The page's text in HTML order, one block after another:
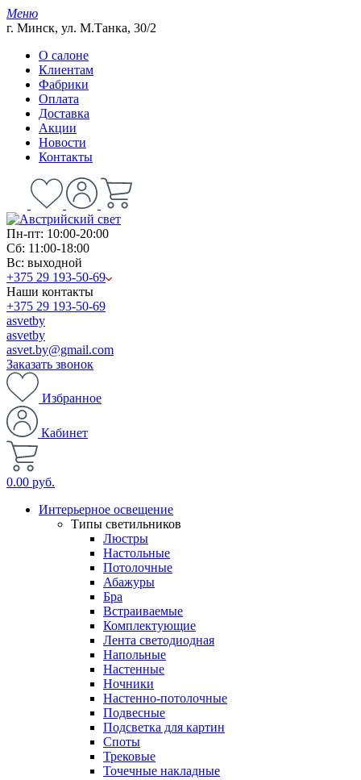
Меню
г. Минск, ул. М.Танка, 30/2
О салоне
Клиентам
Фабрики
Оплата
Доставка
Акции
Новости
Контакты
Пн-пт: 10:00-20:00
Сб: 11:00-18:00
Вс: выходной
+375 29 193-50-69
Наши контакты
+375 29 193-50-69
asvetby
asvetby
asvet.by@gmail.com
Заказать звонок
Избранное
Кабинет
0.00 руб.
Интерьерное освещение
Типы светильников
Люстры
Настольные
Потолочные
Абажуры
Бра
Встраиваемые
Комплектующие
Лента светодиодная
Напольные
Настенные
Ночники
Настенно-потолочные
Подвесные
Подсветка для картин
Споты
Трековые
Точечные накладные